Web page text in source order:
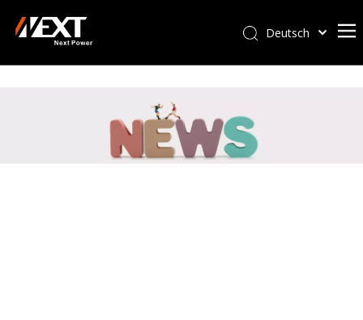
Deutsch